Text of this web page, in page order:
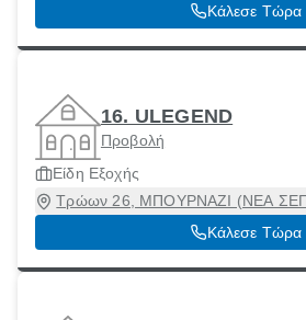
Κάλεσε Τώρα
16. ULEGEND
Προβολή
Είδη Εξοχής
Τρώων 26, ΜΠΟΥΡΝΑΖΙ (ΝΕΑ
12133
Κάλεσε Τώρα